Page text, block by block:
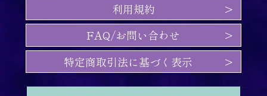
利用規約
FAQ/お問い合わせ
特定商取引法に基づく表示